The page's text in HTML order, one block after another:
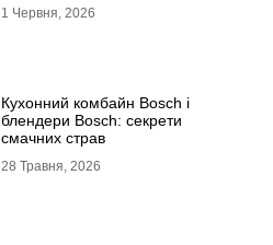
1 Червня, 2026
Кухонний комбайн Bosch і
блендери Bosch: секрети
смачних страв
28 Травня, 2026